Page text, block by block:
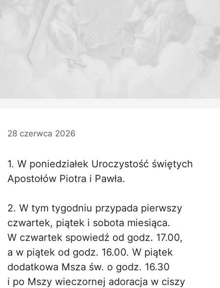
28 czerwca 2026
1. W poniedziałek Uroczystość świętych
Apostołów Piotra i Pawła.
2. W tym tygodniu przypada pierwszy
czwartek, piątek i sobota miesiąca.
W czwartek spowiedź od godz. 17.00,
a w piątek od godz. 16.00. W piątek
dodatkowa Msza św. o godz. 16.30
i po Mszy wieczornej adoracja w ciszy